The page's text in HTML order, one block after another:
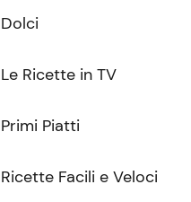
Dolci
Le Ricette in TV
Primi Piatti
Ricette Facili e Veloci